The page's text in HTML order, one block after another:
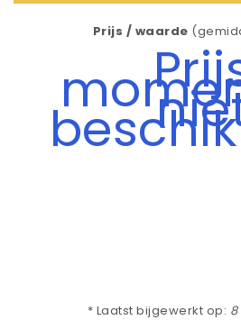
Prijs / waarde
* Laatst bijgewerkt op: